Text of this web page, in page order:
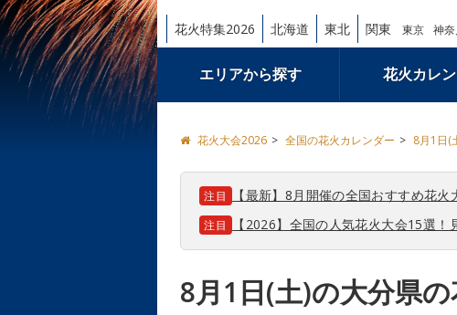
花火特集2026 北海道 東北 関東 東京 神
エリアから探す 花火カレ
花火大会2026 全国の花火カレンダー 8月1日(
注目 【最新】8月開催の全国おすすめ花火
注目 【2026】全国の人気花火大会15選！
8月1日(土)の大分県